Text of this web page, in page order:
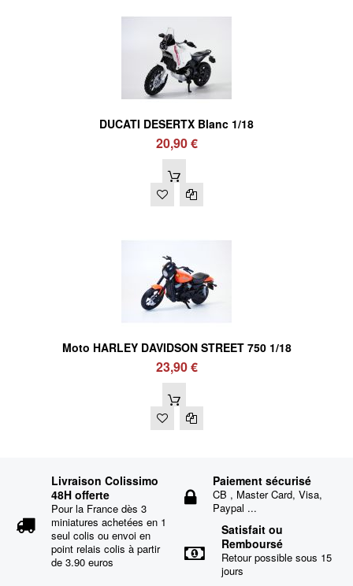
DUCATI DESERTX Blanc 1/18
20,90 €
Moto HARLEY DAVIDSON STREET 750 1/18
23,90 €
Livraison Colissimo
48H offerte
Pour la France dès 3
miniatures achetées en 1
seul colis ou envoi en
point relais colis à partir
de 3.90 euros
Paiement sécurisé
CB , Master Card, Visa,
Paypal ...
Satisfait ou
Remboursé
Retour possible sous 15
jours